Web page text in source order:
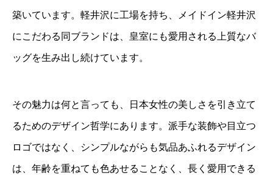
築いています。軽井沢に工場を持ち、メイドイン軽井沢
にこだわる同ブランドは、皇室にも愛用される上質なバ
ッグを生み出し続けています。
その魅力は何と言っても、日本女性の美しさを引き立て
るためのデザイン哲学にあります。派手な装飾や目立つ
ロゴではなく、シンプルながらも気品あふれるデザイン
は、年齢を重ねても色あせることなく、長く愛用できる